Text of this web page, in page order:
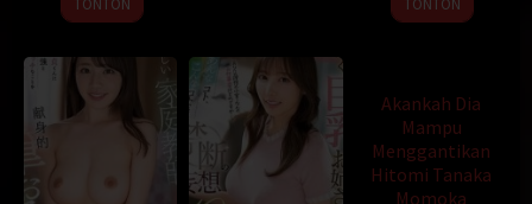
фольга! Джин делайте лучше в зипах, чем в фольге! Вес
оказался ровнейший! без недовесов и перевесов! Сам Apple
пахнет очень насыщенно, по структуре не крошится и
лепится достаточно хорошо. Сделав 3 точки после недели
курения евро был приятно удивлен приходом. Плавно, по
голове не бьет, настроение поднимается и держит
достаточно! Так что смело покупаем вкусные ЯБЛОКИ) Джин
успехов на новой площадке!
TONTON TONTON
Akankah Dia
Mampu
Menggantikan
Hitomi Tanaka
Momoka